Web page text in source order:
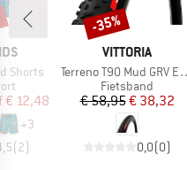
Shorts
prijs
€ 12,48
+3
(2)
MERK
VITTORIA
Artikel
Terreno T90 Mud GRV Endurance 28'' (40-622) Fdb.
Productgroep
Fietsband
Prijs
€ 58,95Verlaagde
€ 38,32
0,0(0)
Korting
-35%